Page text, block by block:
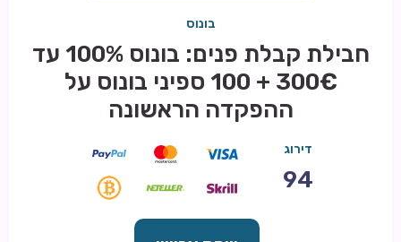
בונוס
חבילת קבלת פנים: בונוס 100% עד
300€ + 100 ספיני בונוס על
ההפקדה הראשונה
דירוג
94